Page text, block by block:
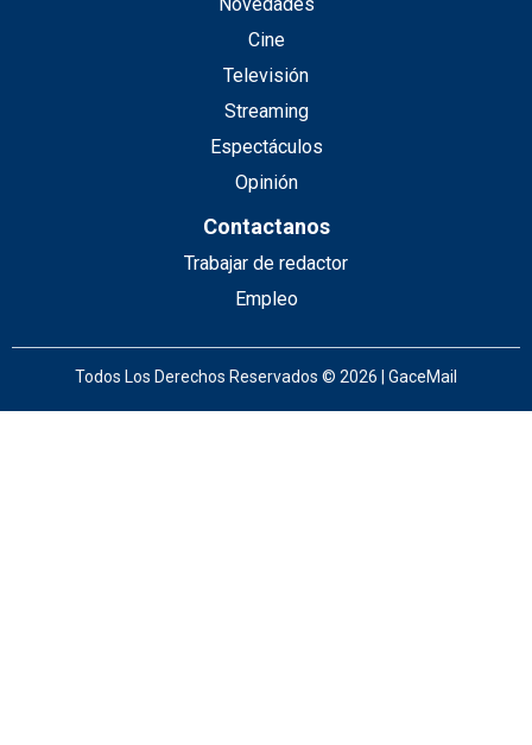
Cine
Televisión
Streaming
Espectáculos
Opinión
Contactanos
Trabajar de redactor
Empleo
Todos Los Derechos Reservados © 2026 | GaceMail